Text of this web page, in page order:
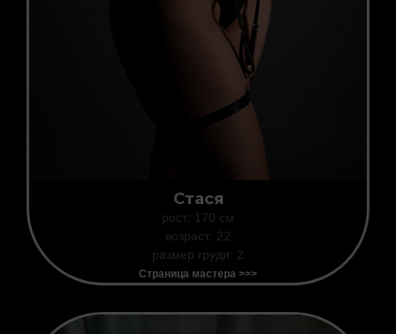
Стася
рост: 170 см
возраст: 22
размер груди: 2
Страница мастера >>>